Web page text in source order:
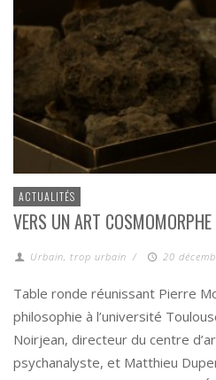
ACTUALITÉS
VERS UN ART
Urbain, trop urbain / 20
Table ronde réunissant Pierre
philosophie à l’université
Noirjean, directeur du centre
psychanalyste, et Matthieu